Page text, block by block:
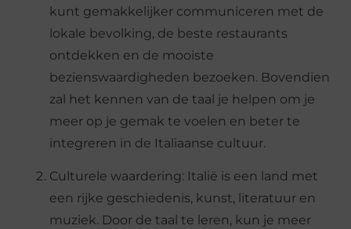
kunt gemakkelijker communiceren met de
lokale bevolking, de beste restaurants
ontdekken en de mooiste
bezienswaardigheden bezoeken. Bovendien
zal het kennen van de taal je helpen om je
meer op je gemak te voelen en beter te
integreren in de Italiaanse cultuur.
Culturele waardering: Italië is een land met
een rijke geschiedenis, kunst, literatuur en
muziek. Door de taal te leren, kun je meer